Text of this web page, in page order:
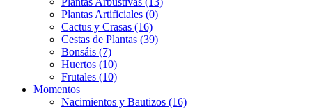
Plantas Artificiales (0)
Cactus y Crasas (16)
Cestas de Plantas (39)
Bonsáis (7)
Huertos (10)
Frutales (10)
Momentos
Nacimientos y Bautizos (16)